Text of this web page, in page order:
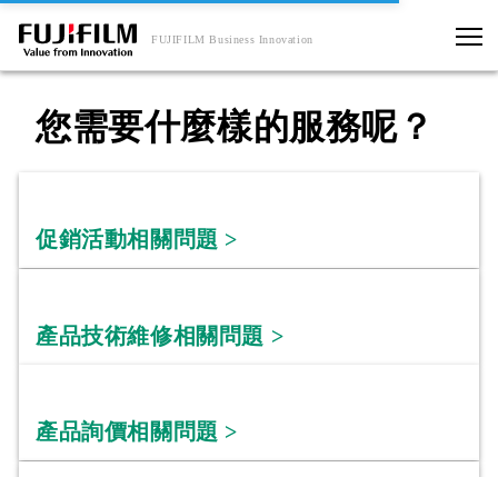
FUJIFILM Business Innovation
您需要什麼樣的服務呢？
促銷活動相關問題 >
產品技術維修相關問題 >
產品詢價相關問題 >